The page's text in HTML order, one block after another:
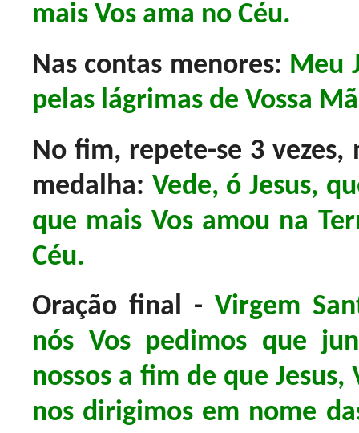
mais Vos ama no Céu.
Nas contas menores: Meu
pelas lágrimas de Vossa
No fim, repete-se 3 vezes,
medalha: Vede, ó Jesus,
que mais Vos amou na
Céu.
Oração final - Virgem
nós Vos pedimos que
nossos a fim de que
nos dirigimos em nome